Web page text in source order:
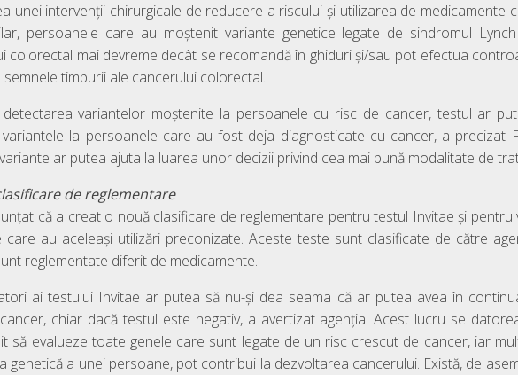
unei intervenții chirurgicale de reducere a riscului și utilizarea de medicamente
persoanele care au moștenit variante genetice legate de sindromul
colorectal mai devreme decât se recomandă în ghiduri și/sau pot efectua
timpurii ale cancerului colorectal.
detectarea variantelor moștenite la persoanele cu risc de cancer, testul ar
variantele la persoanele care au fost deja diagnosticate cu cancer, a precizat
ar putea ajuta la luarea unor decizii privind cea mai bună modalitate de
de reglementare
că a creat o nouă clasificare de reglementare pentru testul Invitae și
care au aceleași utilizări preconizate. Aceste teste sunt clasificate de către
reglementate diferit de medicamente.
ai testului Invitae ar putea să nu-și dea seama că ar putea avea în
chiar dacă testul este negativ, a avertizat agenția. Acest lucru se
să evalueze toate genele care sunt legate de un risc crescut de cancer, iar
genetică a unei persoane, pot contribui la dezvoltarea cancerului. Există, de